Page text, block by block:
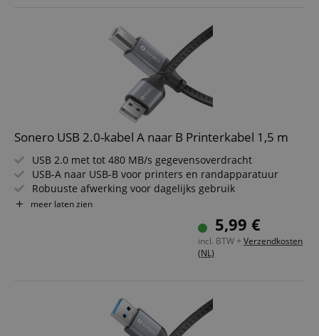
Sonero USB 2.0-kabel A naar B Printerkabel 1,5 m
USB 2.0 met tot 480 MB/s gegevensoverdracht
USB-A naar USB-B voor printers en randapparatuur
Robuuste afwerking voor dagelijks gebruik
Stijlvolle look in space grey/zwart
Betrouwbare verbinding voor kantoor en thuis
meer laten zien
5,99 €
incl. BTW + Verzendkosten
(NL)